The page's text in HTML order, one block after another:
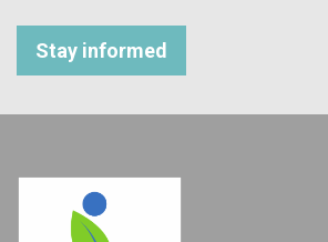
Stay informed